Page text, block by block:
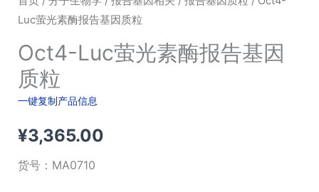
Luc萤光素酶报告基因质粒
Oct4-Luc萤光素酶报告基因
质粒
一键复制产品信息
¥3,365.00
货号： MA0710